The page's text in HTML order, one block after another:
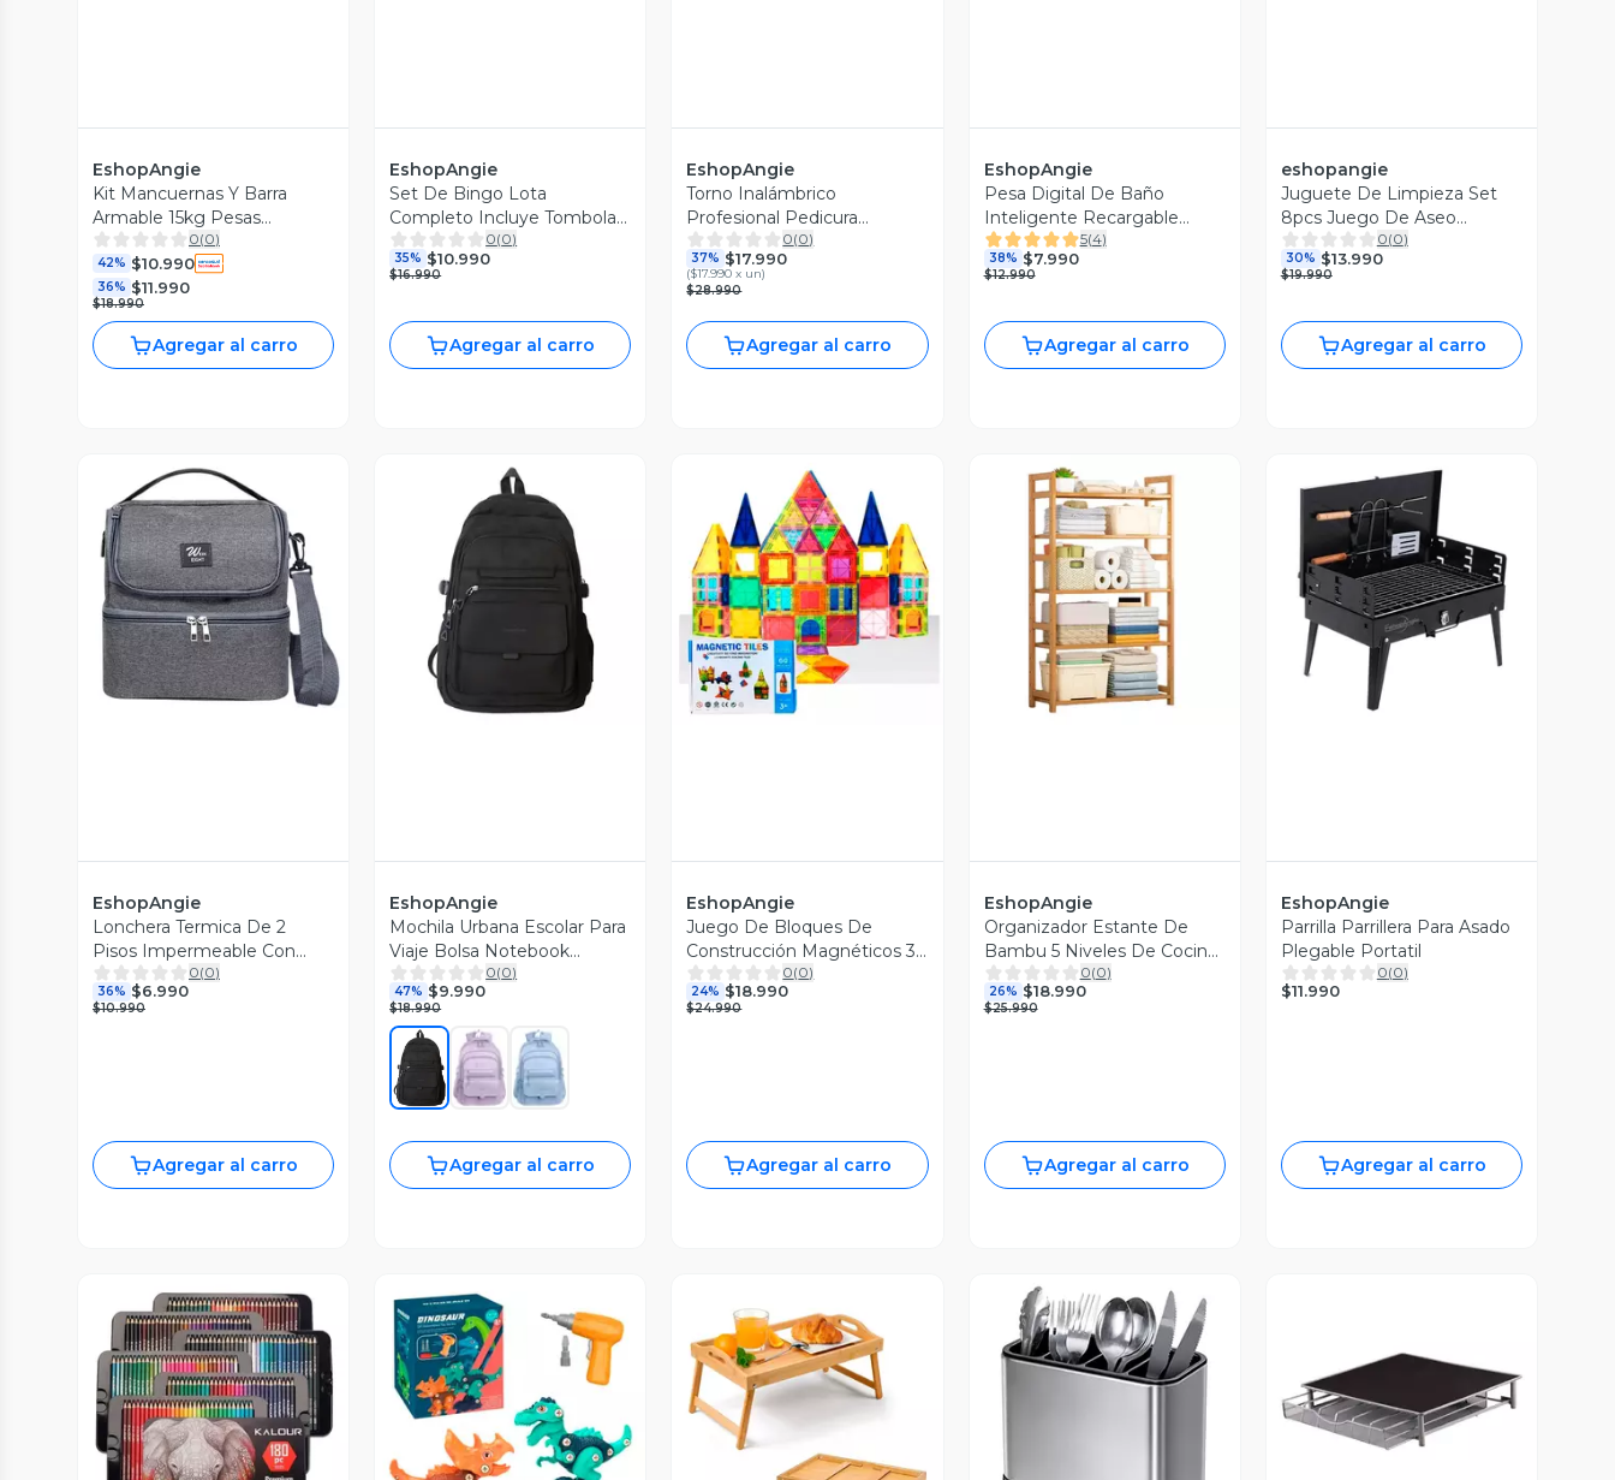
EshopAngie
Kit Mancuernas Y Barra
Armable 15kg Pesas
Ajustables Fitness
0(0)
42% $10.990
36% $11.990
$18.990
Agregar al carro
EshopAngie
Set De Bingo Lota
Completo Incluye Tombola
Fichas Pelotas
0(0)
35% $10.990
$16.990
Agregar al carro
EshopAngie
Torno Inalámbrico
Profesional Pedicura
Manícura 45000rpm
0(0)
37% $17.990
($17.990 x un)
$28.990
Agregar al carro
EshopAngie
Pesa Digital De Baño
Inteligente Recargable
Bluetooth App
5(4)
38% $7.990
$12.990
Agregar al carro
eshopangie
Juguete De Limpieza Set
8pcs Juego De Aseo
Didáctico Niños
0(0)
30% $13.990
$19.990
Agregar al carro
Vista Previa
EshopAngie
Lonchera Termica De 2
Pisos Impermeable Con
Correa
0(0)
36% $6.990
$10.990
Agregar al carro
Vista Previa
EshopAngie
Mochila Urbana Escolar Para
Viaje Bolsa Notebook
Antirrobo
0(0)
47% $9.990
$18.990
Agregar al carro
Vista Previa
EshopAngie
Juego De Bloques De
Construcción Magnéticos 3d
60 Piezas
0(0)
24% $18.990
$24.990
Agregar al carro
Vista Previa
EshopAngie
Organizador Estante De
Bambu 5 Niveles De Cocina
Y Baño
0(0)
26% $18.990
$25.990
Agregar al carro
Vista Previa
EshopAngie
Parrilla Parrillera Para Asado
Plegable Portatil
0(0)
$11.990
Agregar al carro
Vista Previa Vista Previa Vista Previa